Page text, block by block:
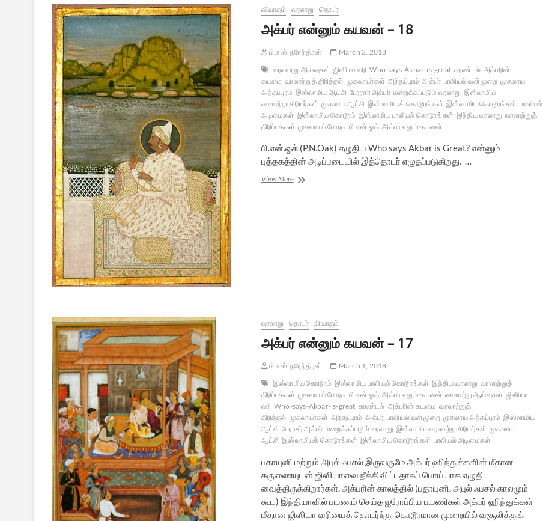
விவாதம் வரலாறு தொடர்
அக்பர் என்னும் கயவன் – 18
பி.எஸ். நரேந்திரன்
March 2, 2018
வரலாற்று ஆய்வுகள் ஜிஸியா வரி Who-says-Akbar-is-great சுரண்டல் அக்பரின்
கயமை வரலாற்றுத் திரித்தல் முகலாயர்கள் அந்தப்புரம் அக்பர் பாலியல் வன்முறை முகலாய
அந்தப்புரம் இஸ்லாமிய ஆட்சி பேரரசர் அக்பர் மறைக்கப்படும் வரலாறு இஸ்லாமிய
வரலாற்றாசிரியர்கள் முகலாய ஆட்சி இஸ்லாமியக் கொடூரங்கள் இஸ்லாமிய கொடூரங்கள் பாலியல்
அடிமைகள் இஸ்லாமிய கொடூரம் இஸ்லாமிய பாலியல் கொடூரங்கள் இந்திய வரலாறு வரலாற்றுத்
திரிப்புக்கள் முகலாயப் பேரரசு பி.என்.ஓக் அக்பர் எனும் கயவன்
பி.என்.ஓக் (P.N.Oak) எழுதிய Who says Akbar is Great? என்னும்
புத்தகத்தின் அடிப்படையில் இத்தொடர் எழுதப்படுகிறது. …
View Moreஅக்பர்
வரலாறு தொடர் விவாதம்
அக்பர் என்னும் கயவன் – 17
பி.எஸ். நரேந்திரன்
March 1, 2018
இஸ்லாமிய கொடூரம் இஸ்லாமிய பாலியல் கொடூரங்கள் இந்திய வரலாறு வரலாற்றுத்
திரிப்புக்கள் முகலாயப் பேரரசு பி.என்.ஓக் அக்பர் எனும் கயவன் வரலாற்று ஆய்வுகள் ஜிஸியா
வரி Who-says-Akbar-is-great சுரண்டல் அக்பரின் கயமை வரலாற்றுத்
திரித்தல் முகலாயர்கள் அந்தப்புரம் அக்பர் பாலியல் வன்முறை முகலாய அந்தப்புரம் இஸ்லாமிய
ஆட்சி பேரரசர் அக்பர் மறைக்கப்படும் வரலாறு இஸ்லாமிய வரலாற்றாசிரியர்கள் முகலாய
ஆட்சி இஸ்லாமியக் கொடூரங்கள் இஸ்லாமிய கொடூரங்கள் பாலியல் அடிமைகள்
பதாயுனி மற்றும் அபுல் ஃபசல் இருவருமே அக்பர் ஹிந்துக்களின் மீதான
கருணையுடன் ஜிஸியாவை நீக்கிவிட்டதாகப் பொய்யாக எழுதி
வைத்திருக்கிறார்கள். அக்பரின் காலத்தில் (பதாயுனி, அபுல் ஃபசல் காலமும்
கூட) இந்தியாவில் பயணம் செய்த ஐரோப்பிய பயணிகள் அக்பர் ஹிந்துக்கள்
மீதான ஜிஸியா வரியைத் தொடர்ந்து கொடூரமான முறையில் வசூலித்துக்